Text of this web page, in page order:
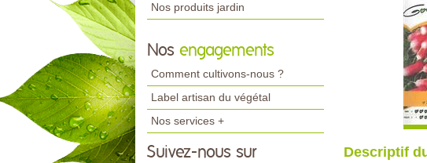
Nos produits jardin
Nos engagements
Comment cultivons-nous ?
Label artisan du végétal
Nos services +
Suivez-nous sur Descriptif